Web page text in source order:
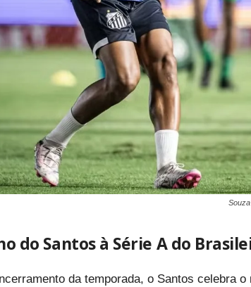
do Santos à Série A do
da temporada, o Santos celebra o